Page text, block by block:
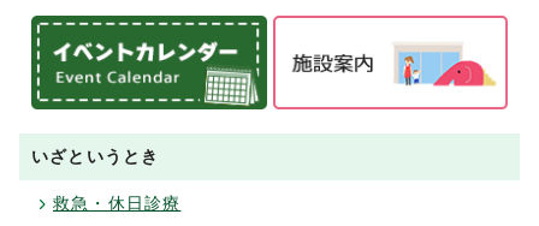
いざというとき
救急・休日診療